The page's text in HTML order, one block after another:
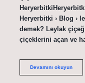
Heryerbitki › Blog ›
demek? Leylak
çiçeklerini açan ve
Devamını okuyunLeylak